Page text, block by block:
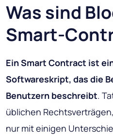
Was sind
Smart-
Ein Smart Contract ist
Softwareskript, das die
Benutzern beschreibt.
üblichen
nur mit einigen